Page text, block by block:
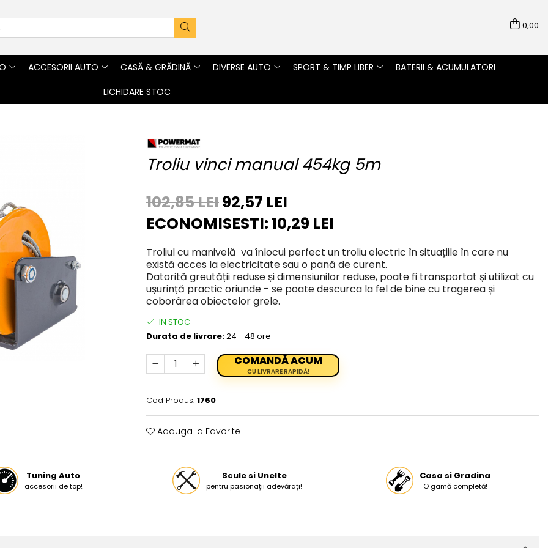
0,00
ACCESORII AUTO CASĂ & GRĂDINĂ DIVERSE AUTO SPORT & TIMP LIBER
BATERII & ACUMULATORI
LICHIDARE STOC
Troliu vinci manual 454kg 5m
102,85 LEI92,57 LEI
ECONOMISESTI:10,29 LEI
Troliul cu manivelă va înlocui perfect un troliu electric în situațiile în care nu
există acces la electricitate sau o pană de curent.
Datorită greutății reduse și dimensiunilor reduse, poate fi transportat și utilizat cu
ușurință practic oriunde - se poate descurca la fel de bine cu tragerea și
coborârea obiectelor grele.
IN STOC
Durata de livrare:24 - 48 ore
COMANDĂ ACUM
CU LIVRARE RAPIDĂ!
Cod Produs: 1760
Adauga la Favorite
Tuning Auto
accesorii de top!
Scule si Unelte
pentru pasionații adevărați!
Casa si Gradina
O gamă completă!